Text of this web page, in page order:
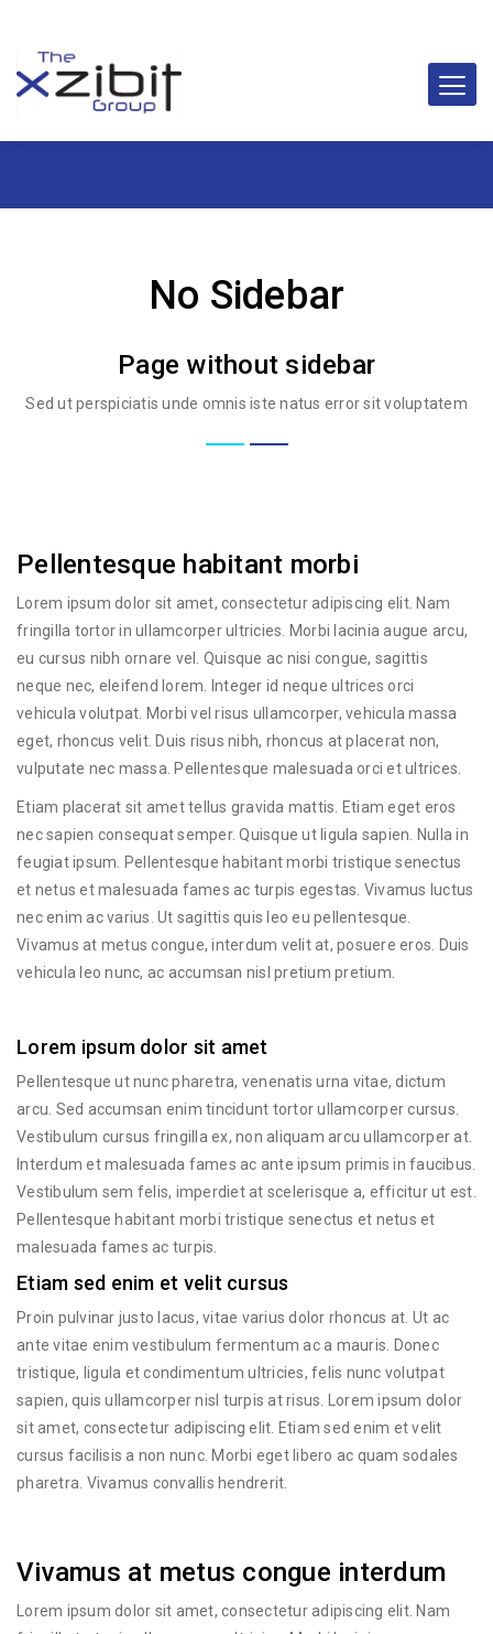
No Sidebar
Page without sidebar
Sed ut perspiciatis unde omnis iste natus error sit voluptatem
Pellentesque habitant morbi
Lorem ipsum dolor sit amet, consectetur adipiscing elit. Nam
fringilla tortor in ullamcorper ultricies. Morbi lacinia augue arcu,
eu cursus nibh ornare vel. Quisque ac nisi congue, sagittis
neque nec, eleifend lorem. Integer id neque ultrices orci
vehicula volutpat. Morbi vel risus ullamcorper, vehicula massa
eget, rhoncus velit. Duis risus nibh, rhoncus at placerat non,
vulputate nec massa. Pellentesque malesuada orci et ultrices.
Etiam placerat sit amet tellus gravida mattis. Etiam eget eros
nec sapien consequat semper. Quisque ut ligula sapien. Nulla in
feugiat ipsum. Pellentesque habitant morbi tristique senectus
et netus et malesuada fames ac turpis egestas. Vivamus luctus
nec enim ac varius. Ut sagittis quis leo eu pellentesque.
Vivamus at metus congue, interdum velit at, posuere eros. Duis
vehicula leo nunc, ac accumsan nisl pretium pretium.
Lorem ipsum dolor sit amet
Pellentesque ut nunc pharetra, venenatis urna vitae, dictum
arcu. Sed accumsan enim tincidunt tortor ullamcorper cursus.
Vestibulum cursus fringilla ex, non aliquam arcu ullamcorper at.
Interdum et malesuada fames ac ante ipsum primis in faucibus.
Vestibulum sem felis, imperdiet at scelerisque a, efficitur ut est.
Pellentesque habitant morbi tristique senectus et netus et
malesuada fames ac turpis.
Etiam sed enim et velit cursus
Proin pulvinar justo lacus, vitae varius dolor rhoncus at. Ut ac
ante vitae enim vestibulum fermentum ac a mauris. Donec
tristique, ligula et condimentum ultricies, felis nunc volutpat
sapien, quis ullamcorper nisl turpis at risus. Lorem ipsum dolor
sit amet, consectetur adipiscing elit. Etiam sed enim et velit
cursus facilisis a non nunc. Morbi eget libero ac quam sodales
pharetra. Vivamus convallis hendrerit.
Vivamus at metus congue interdum
Lorem ipsum dolor sit amet, consectetur adipiscing elit. Nam